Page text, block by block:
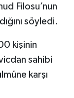
Filosu’nun
söyledi.
kişinin
sahibi
karşı